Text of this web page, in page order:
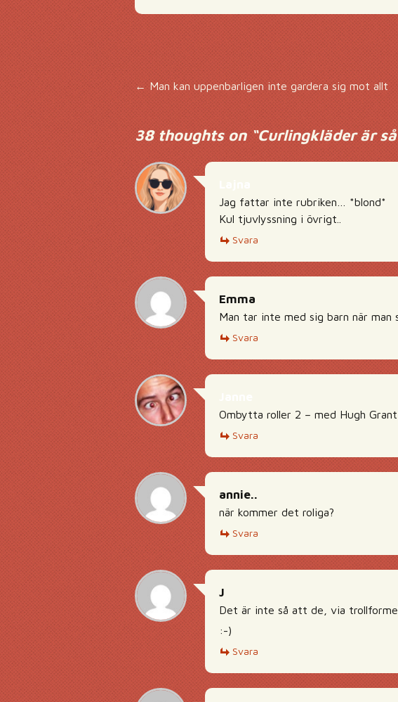
Inläggsnavigering
←Man kan uppenbarligen inte gardera sig mot allt
38 thoughts on “Curlingkläder är
Jag fattar inte rubriken… *blond*
Kul tjuvlyssning i övrigt..
Svara
Emma
Man tar inte med sig barn när man
Svara
Ombytta roller 2 – med Hugh
Svara
annie..
när kommer det roliga?
Svara
J
Det är inte så att de, via
:-)
Svara